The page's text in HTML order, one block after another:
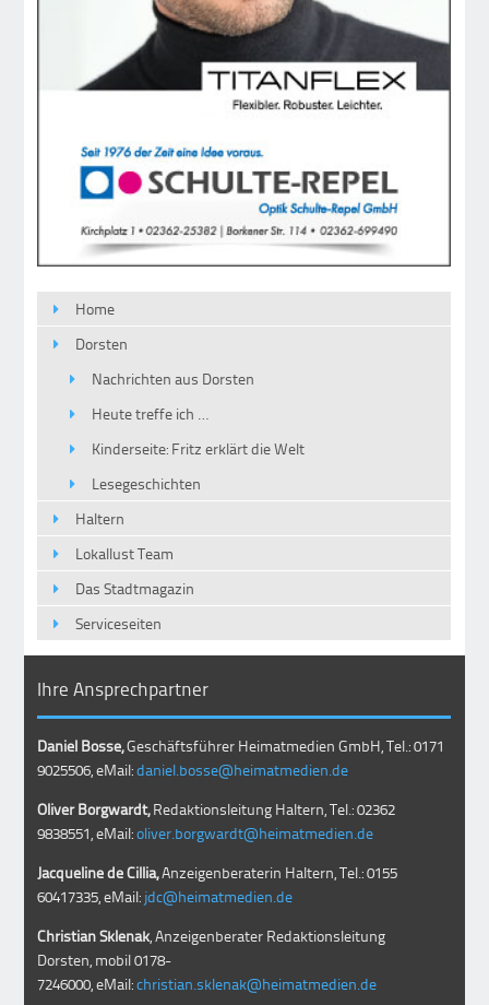
Home
Dorsten
Nachrichten aus Dorsten
Heute treffe ich …
Kinderseite: Fritz erklärt die Welt
Lesegeschichten
Haltern
Lokallust Team
Das Stadtmagazin
Serviceseiten
Ihre Ansprechpartner
Daniel Bosse,Geschäftsführer Heimatmedien GmbH, Tel.: 0171
9025506, eMail:daniel.bosse@heimatmedien.de
Oliver Borgwardt,Redaktionsleitung Haltern, Tel.: 02362
9838551, eMail:oliver.borgwardt@heimatmedien.de
Jacqueline de Cillia,Anzeigenberaterin Haltern, Tel.: 0155
60417335, eMail: jdc@heimatmedien.de
Christian Sklenak , Anzeigenberater Redaktionsleitung
Dorsten, mobil0178-
7246000 , eMail:christian.sklenak@heimatmedien.de